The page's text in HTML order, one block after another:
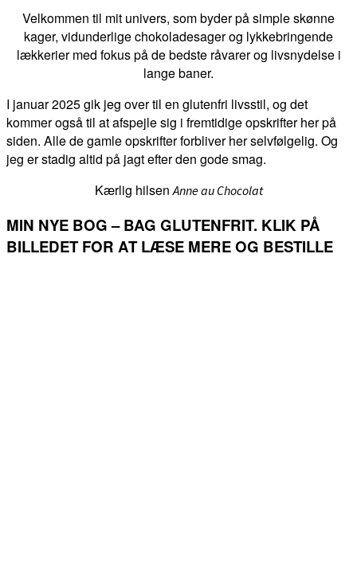
Velkommen til mit univers, som byder på simple skønne
kager, vidunderlige chokoladesager og lykkebringende
lækkerier med fokus på de bedste råvarer og livsnydelse i
lange baner.
I januar 2025 gik jeg over til en glutenfri livsstil, og det
kommer også til at afspejle sig i fremtidige opskrifter her på
siden. Alle de gamle opskrifter forbliver her selvfølgelig. Og
jeg er stadig altid på jagt efter den gode smag.
Kærlig hilsenAnne au Chocolat
MIN NYE BOG – BAG GLUTENFRIT. KLIK PÅ
BILLEDET FOR AT LÆSE MERE OG BESTILLE